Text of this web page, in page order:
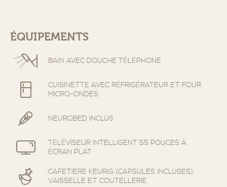
ÉQUIPEMENTS
BAIN AVEC DOUCHE TÉLÉPHONE
CUISINETTE AVEC RÉFRIGÉRATEUR ET FOUR
MICRO-ONDES
NEUROBED INCLUS
TÉLÉVISEUR INTELLIGENT 55 POUCES À
ÉCRAN PLAT
CAFETIÈRE KEURIG (CAPSULES INCLUSES),
VAISSELLE ET COUTELLERIE